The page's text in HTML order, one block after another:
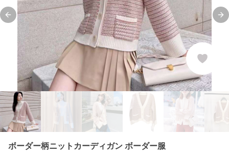
Previous slide
ボーダー柄ニットカーディガン ボーダー服